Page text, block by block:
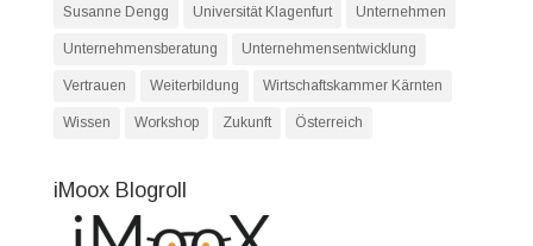
Susanne Dengg Universität Klagenfurt Unternehmen
Unternehmensberatung Unternehmensentwicklung
Vertrauen Weiterbildung Wirtschaftskammer Kärnten
Wissen Workshop Zukunft Österreich
iMoox Blogroll